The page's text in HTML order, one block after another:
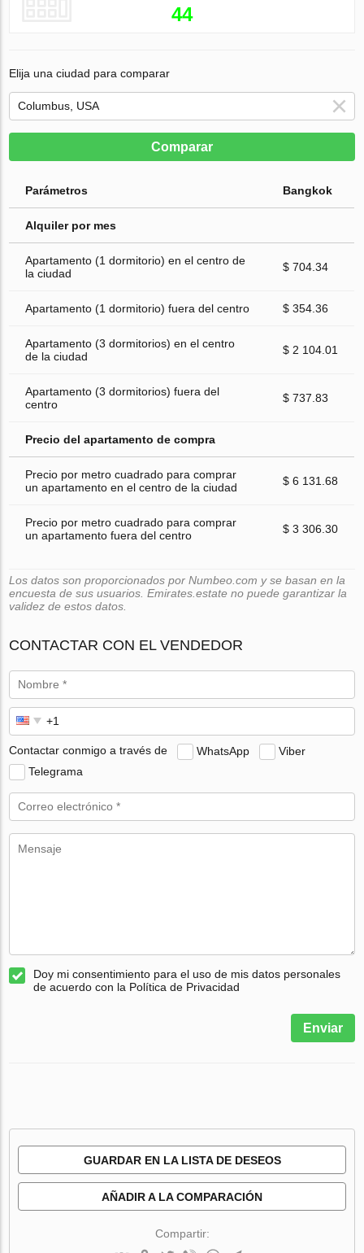
44
Elija una ciudad para comparar
Comparar
Parámetros Bangkok
Alquiler por mes
Apartamento (1 dormitorio) en el centro de
la ciudad
$ 704.34
Apartamento (1 dormitorio) fuera del centro $ 354.36
Apartamento (3 dormitorios) en el centro
de la ciudad
$ 2 104.01
Apartamento (3 dormitorios) fuera del
centro
$ 737.83
Precio del apartamento de compra
Precio por metro cuadrado para comprar
un apartamento en el centro de la ciudad
$ 6 131.68
Precio por metro cuadrado para comprar
un apartamento fuera del centro
$ 3 306.30
Los datos son proporcionados por Numbeo.com y se basan en la
encuesta de sus usuarios. Emirates.estate no puede garantizar la
validez de estos datos.
CONTACTAR CON EL VENDEDOR
Contactar conmigo a través de WhatsApp
Viber
Telegrama
Doy mi consentimiento para el uso de mis datos personales
de acuerdo con la Política de Privacidad
Enviar
GUARDAR EN LA LISTA DE DESEOS
AÑADIR A LA COMPARACIÓN
Compartir: